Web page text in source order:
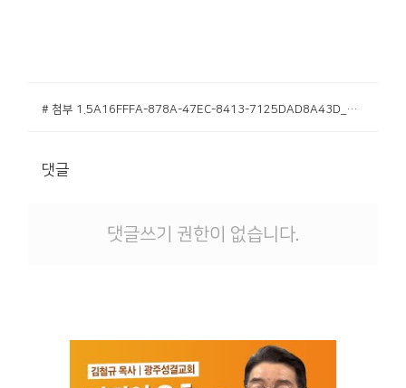
# 첨부 1.5A16FFFA-878A-47EC-8413-7125DAD8A43D_1_201_a.jpeg
댓글
댓글쓰기 권한이 없습니다.